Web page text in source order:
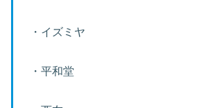
・イズミヤ
・平和堂